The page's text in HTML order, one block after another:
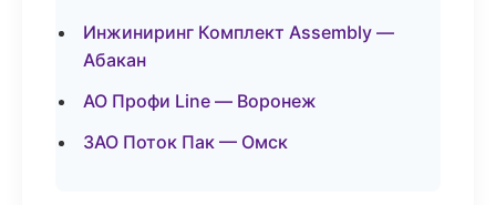
Инжиниринг Комплект Assembly —
Абакан
АО Профи Line — Воронеж
ЗАО Поток Пак — Омск